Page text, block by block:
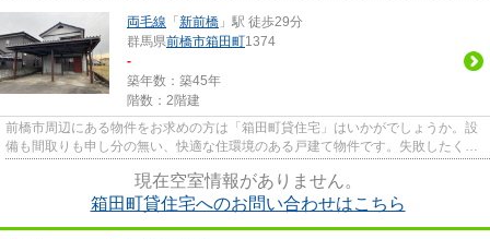
両毛線 「 新前橋 」駅 徒歩29分
群馬県前橋市箱田町1374
-
築年数：築45年
階数：2階建
前橋市周辺にある物件をお求めの方は「箱田町貸住宅」はいかがでしょうか。設
備も間取りも申し分の無い、快適な住環境のある戸建て物件です。失敗したくな
現在空室情報がありません。
箱田町貸住宅へのお問い合わせはこちら